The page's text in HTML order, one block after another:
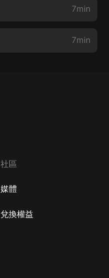
7min
7min
社區
媒體
兌換權益